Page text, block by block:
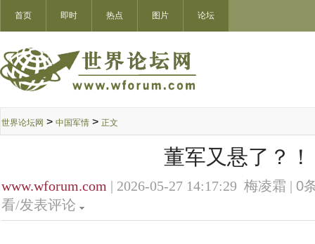
首页 即时 热点 图片 论坛
世界论坛网 > 中国军情 > 正文
董军又悬了？！
www.wforum.com | 2026-05-27 14:17:29 梅凌霜 | 0
看/发表评论